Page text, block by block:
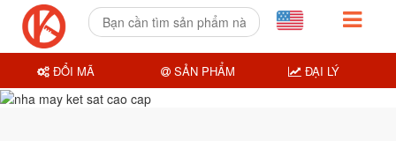
ĐỔI MÃ SẢN PHẨM ĐẠI LÝ